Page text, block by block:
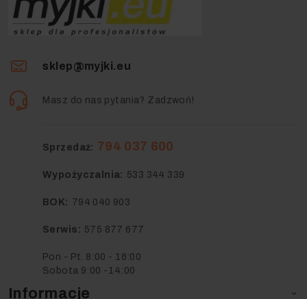
Informacje 
sklep@myjki.eu
Masz do nas pytania? Zadzwoń!
Sprzedaż: 794 037 600
Wypożyczalnia: 533 344 339
BOK: 794 040 903
Serwis: 575 877 677
Pon - Pt. 8:00 - 16:00
Sobota 9:00 -14:00